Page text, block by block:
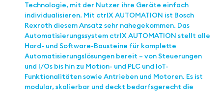
Technologie, mit der Nutzer ihre Geräte einfach
individualisieren. Mit ctrlX AUTOMATION ist Bosch
Rexroth diesem Ansatz sehr nahegekommen. Das
Automatisierungssystem ctrlX AUTOMATION stellt alle
Hard- und Software-Bausteine für komplette
Automatisierungslösungen bereit – von Steuerungen
und I/Os bis hin zu Motion- und PLC und IoT-
Funktionalitäten sowie Antrieben und Motoren. Es ist
modular, skalierbar und deckt bedarfsgerecht die